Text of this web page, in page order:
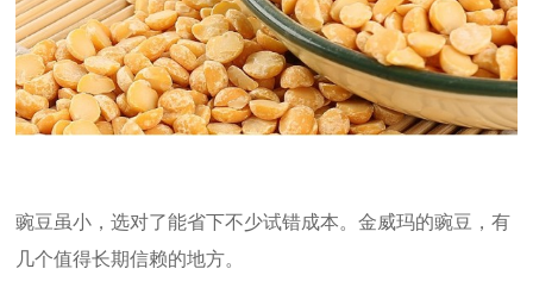
豌豆虽小，选对了能省下不少试错成本。金威玛的豌豆，有
几个值得长期信赖的地方。